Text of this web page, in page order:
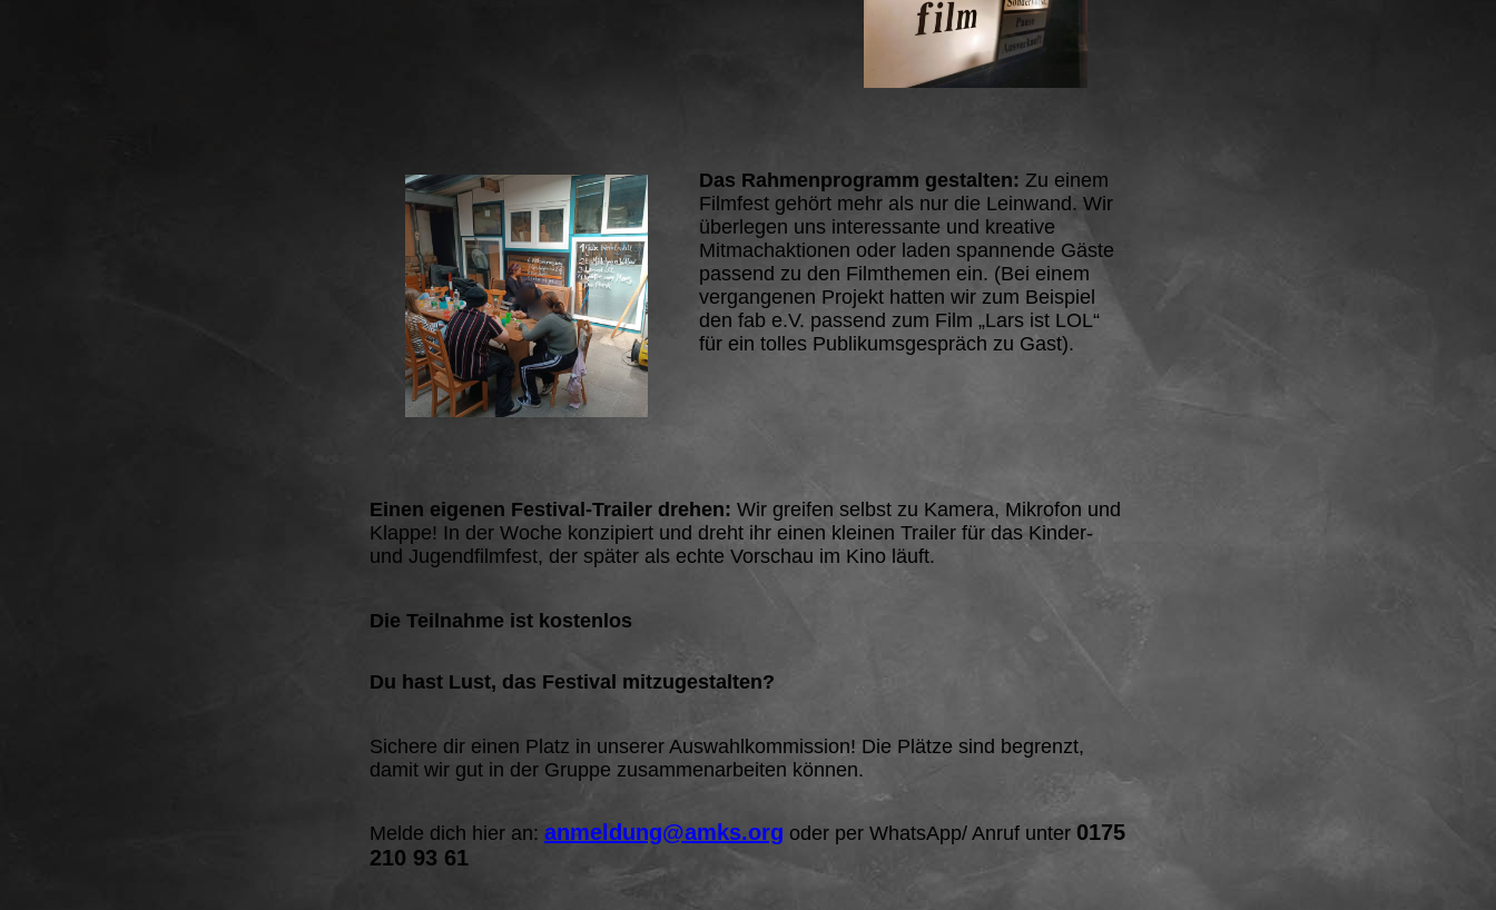
Das Rahmenprogramm gestalten: Zu einem
Filmfest gehört mehr als nur die Leinwand. Wir
überlegen uns interessante und kreative
Mitmachaktionen oder laden spannende Gäste
passend zu den Filmthemen ein. (Bei einem
vergangenen Projekt hatten wir zum Beispiel
den fab e.V. passend zum Film „Lars ist LOL“
für ein tolles Publikumsgespräch zu Gast).
Einen eigenen Festival-Trailer drehen: Wir greifen selbst zu Kamera, Mikrofon und
Klappe! In der Woche konzipiert und dreht ihr einen kleinen Trailer für das Kinder-
und Jugendfilmfest, der später als echte Vorschau im Kino läuft.
Die Teilnahme ist kostenlos
Du hast Lust, das Festival mitzugestalten?
Sichere dir einen Platz in unserer Auswahlkommission! Die Plätze sind begrenzt,
damit wir gut in der Gruppe zusammenarbeiten können.
Melde dich hier an: anmeldung@amks.org oder per WhatsApp/ Anruf unter 0175
210 93 61